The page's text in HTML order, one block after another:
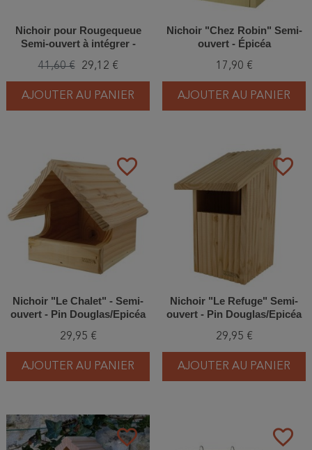
Nichoir pour Rougequeue
Semi-ouvert à intégrer -
41,60 € 29,12 €
AJOUTER AU PANIER
Nichoir "Chez Robin" Semi-
ouvert - Épicéa
17,90 €
AJOUTER AU PANIER
favorite_border
Nichoir "Le Chalet" - Semi-
ouvert - Pin Douglas/Epicéa
29,95 €
AJOUTER AU PANIER
favorite_border
Nichoir "Le Refuge" Semi-
ouvert - Pin Douglas/Epicéa
29,95 €
AJOUTER AU PANIER
favorite_border favorite_border